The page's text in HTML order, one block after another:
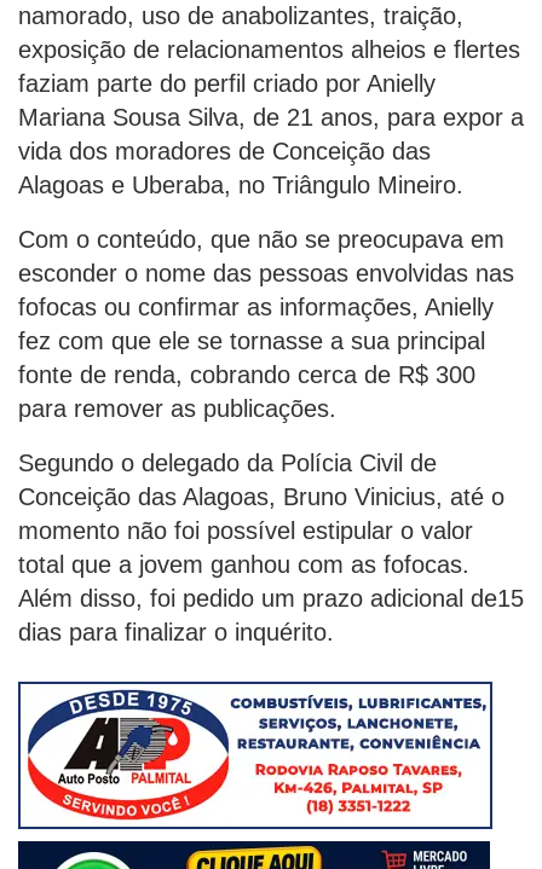
namorado, uso de anabolizantes, traição,
exposição de relacionamentos alheios e flertes
faziam parte do perfil criado por Anielly
Mariana Sousa Silva, de 21 anos, para expor a
vida dos moradores de Conceição das
Alagoas e Uberaba, no Triângulo Mineiro.
Com o conteúdo, que não se preocupava em
esconder o nome das pessoas envolvidas nas
fofocas ou confirmar as informações, Anielly
fez com que ele se tornasse a sua principal
fonte de renda, cobrando cerca de R$ 300
para remover as publicações.
Segundo o delegado da Polícia Civil de
Conceição das Alagoas, Bruno Vinicius, até o
momento não foi possível estipular o valor
total que a jovem ganhou com as fofocas.
Além disso, foi pedido um prazo adicional de15
dias para finalizar o inquérito.